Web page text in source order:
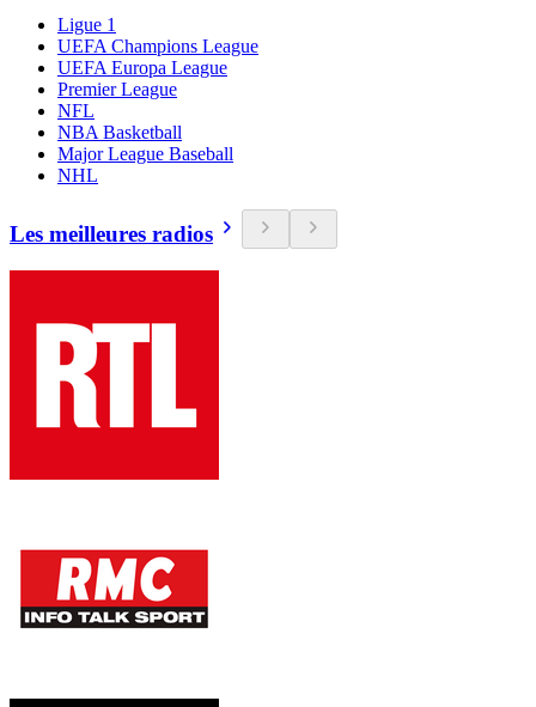
Ligue 1
UEFA Champions League
UEFA Europa League
Premier League
NFL
NBA Basketball
Major League Baseball
NHL
Les meilleures radios